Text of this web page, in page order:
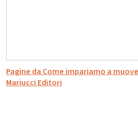
Pagine da Come impariamo a
Mariucci Editori